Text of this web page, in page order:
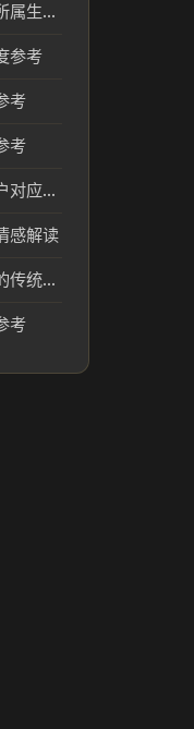
刘备的属相是什么生肖_刘备所属生肖及其文化象征解析
参考
考
考
金门绣户是什么生肖_金门绣户对应生肖及传统文化解析
感解读
地图是什么生肖_地图与生肖的传统文化联系解析
考